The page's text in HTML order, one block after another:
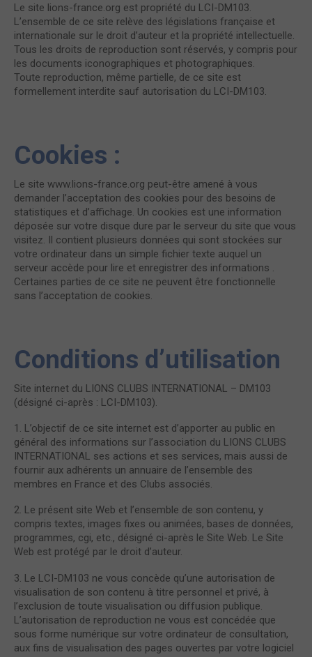
Le site lions-france.org est propriété du LCI-DM103.
L’ensemble de ce site relève des législations française et
internationale sur le droit d’auteur et la propriété intellectuelle.
Tous les droits de reproduction sont réservés, y compris pour
les documents iconographiques et photographiques.
Toute reproduction, même partielle, de ce site est
formellement interdite sauf autorisation du LCI-DM103.
Cookies :
Le site www.lions-france.org peut-être amené à vous
demander l’acceptation des cookies pour des besoins de
statistiques et d’affichage. Un cookies est une information
déposée sur votre disque dure par le serveur du site que vous
visitez. Il contient plusieurs données qui sont stockées sur
votre ordinateur dans un simple fichier texte auquel un
serveur accède pour lire et enregistrer des informations .
Certaines parties de ce site ne peuvent être fonctionnelle
sans l’acceptation de cookies.
Conditions d’utilisation
Site internet du LIONS CLUBS INTERNATIONAL – DM103
(désigné ci-après : LCI-DM103).
1. L’objectif de ce site internet est d’apporter au public en
général des informations sur l’association du LIONS CLUBS
INTERNATIONAL ses actions et ses services, mais aussi de
fournir aux adhérents un annuaire de l’ensemble des
membres en France et des Clubs associés.
2. Le présent site Web et l’ensemble de son contenu, y
compris textes, images fixes ou animées, bases de données,
programmes, cgi, etc., désigné ci-après le Site Web. Le Site
Web est protégé par le droit d’auteur.
3. Le LCI-DM103 ne vous concède qu’une autorisation de
visualisation de son contenu à titre personnel et privé, à
l’exclusion de toute visualisation ou diffusion publique.
L’autorisation de reproduction ne vous est concédée que
sous forme numérique sur votre ordinateur de consultation,
aux fins de visualisation des pages ouvertes par votre logiciel